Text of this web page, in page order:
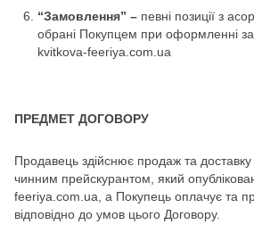
“Замовлення” – певні позиції з
обрані Покупцем при оформленні
kvitkova-feeriya.com.ua
ПРЕДМЕТ ДОГОВОРУ
Продавець здійснює продаж та доставку
чинним прейскурантом, який
feeriya.com.ua, а Покупець оплачує та
відповідно до умов цього Договору.